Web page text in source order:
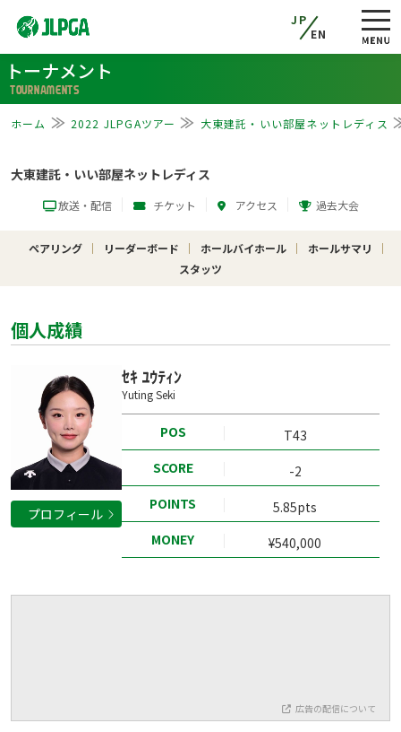
JP
EN
トーナメント
TOURNAMENTS
ホーム 2022 JLPGAツアー 大東建託・いい部屋ネットレディス
大東建託・いい部屋ネットレディス
放送・配信 チケット アクセス 過去大会
ペアリング リーダーボード ホールバイホール
ホールサマリ
スタッツ
個人成績
プロフィール
ｾｷ ﾕｳﾃｨﾝ
Yuting Seki
POS
T43
SCORE
-2
POINTS
5.85pts
MONEY
¥540,000
広告の配信について